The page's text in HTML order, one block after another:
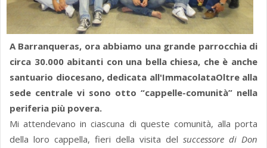
A Barranqueras, ora abbiamo una grande parrocchia di
circa 30.000 abitanti con una bella chiesa, che è anche
santuario diocesano, dedicata all'ImmacolataOltre alla
sede centrale vi sono otto “cappelle-comunità” nella
periferia più povera.
Mi attendevano in ciascuna di queste comunità, alla porta
della loro cappella, fieri della visita del successore di Don